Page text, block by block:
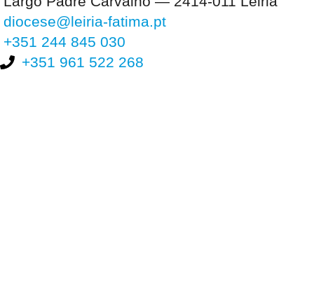
diocese@leiria-fatima.pt
+351 244 845 030
+351 961 522 268